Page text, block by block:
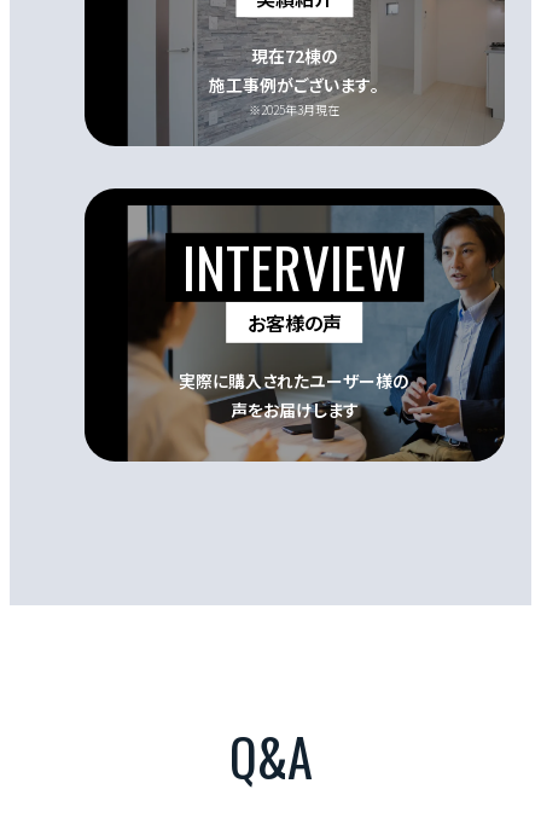
現在72棟の
施工事例がございます｡
※2025年3月現在
お客様の声
実際に購入されたユーザー様の
声をお届けします
Q&A